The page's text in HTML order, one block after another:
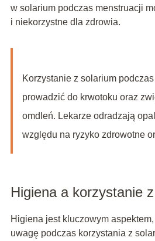
w solarium podczas menstruacji
i niekorzystne dla zdrowia.
Korzystanie z solarium
prowadzić do krwotoku oraz
omdleń. Lekarze odradzają
względu na ryzyko zdrowotne
Higiena a korzystanie
Higiena jest kluczowym
uwagę podczas korzystania z